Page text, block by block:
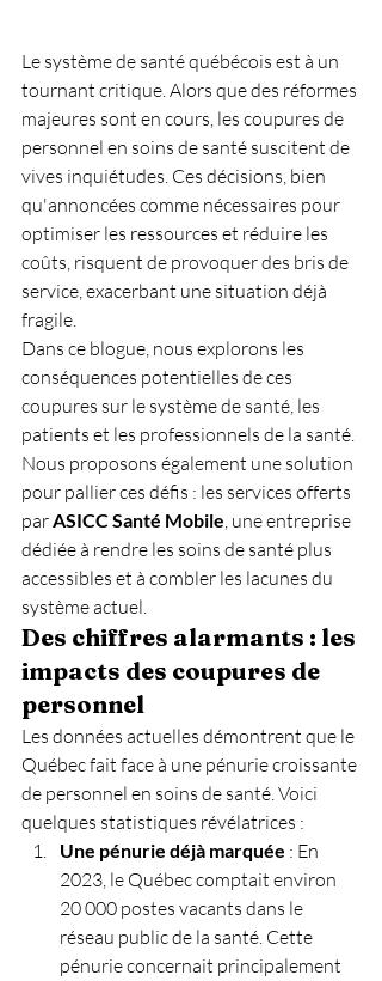
Le système de santé québécois est à un
tournant critique. Alors que des réformes
majeures sont en cours, les coupures de
personnel en soins de santé suscitent de
vives inquiétudes. Ces décisions, bien
qu'annoncées comme nécessaires pour
optimiser les ressources et réduire les
coûts, risquent de provoquer des bris de
service, exacerbant une situation déjà
fragile.
Dans ce blogue, nous explorons les
conséquences potentielles de ces
coupures sur le système de santé, les
patients et les professionnels de la santé.
Nous proposons également une solution
pour pallier ces défis : les services offerts
par ASICC Santé Mobile, une entreprise
dédiée à rendre les soins de santé plus
accessibles et à combler les lacunes du
système actuel.
Des chiffres alarmants : les
impacts des coupures de
personnel
Les données actuelles démontrent que le
Québec fait face à une pénurie croissante
de personnel en soins de santé. Voici
quelques statistiques révélatrices :
Une pénurie déjà marquée : En
2023, le Québec comptait environ
20 000 postes vacants dans le
réseau public de la santé. Cette
pénurie concernait principalement